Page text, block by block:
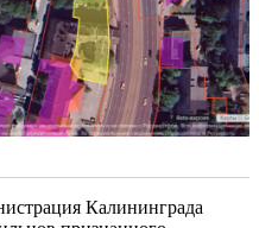
Калининграда